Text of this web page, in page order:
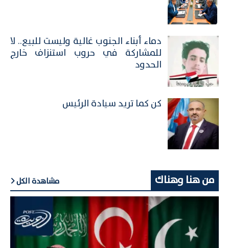
​دماء أبناء الجنوب غالية وليست للبيع.. لا
للمشاركة في حروب استنزاف خارج
الحدود
كن كما تريد سيادة الرئيس
من هنا وهناك مشاهدة الكل